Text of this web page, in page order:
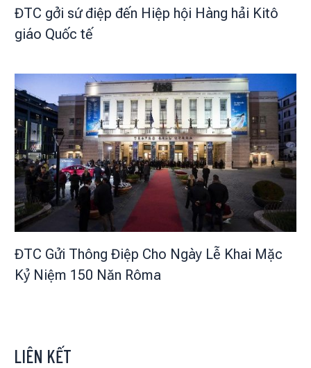
ĐTC gởi sứ điệp đến Hiệp hội Hàng hải Kitô
giáo Quốc tế
ĐTC Gửi Thông Điệp Cho Ngày Lễ Khai Mặc
Kỷ Niệm 150 Năn Rôma
LIÊN KẾT